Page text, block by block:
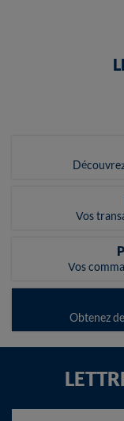
Vos
Vos
Obtenez